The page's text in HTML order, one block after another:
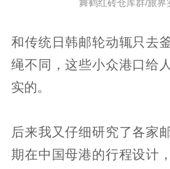
舞鹤红砖仓库群/旅界
和传统日韩邮轮动辄只去
绳不同，这些小众港口给
实的。
后来我又仔细研究了各家
期在中国母港的行程设计